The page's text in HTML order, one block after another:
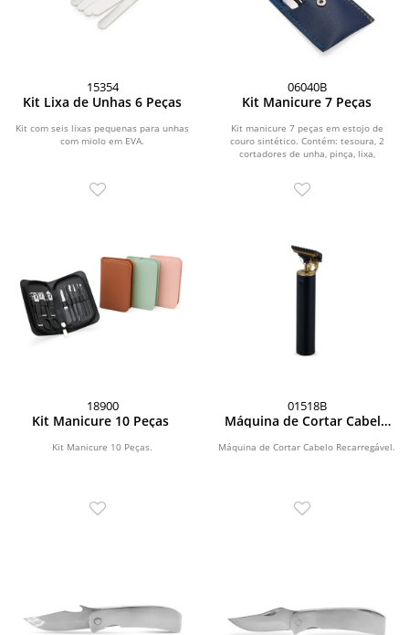
15354
Kit Lixa de Unhas 6 Peças
Kit com seis lixas pequenas para unhas
com miolo em EVA.
06040B
Kit Manicure 7 Peças
Kit manicure 7 peças em estojo de
couro sintético. Contém: tesoura, 2
cortadores de unha, pinça, lixa,
18900
Kit Manicure 10 Peças
Kit Manicure 10 Peças.
01518B
Máquina de Cortar Cabelo
Máquina de Cortar Cabelo Recarregável.